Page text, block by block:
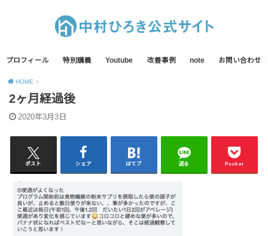
プロフィール 特別講義 Youtube 改善事例 note お問い合わせ
HOME
2ヶ月経過後
2020年3月3日
ポスト シェア はてブ 送る Pocket